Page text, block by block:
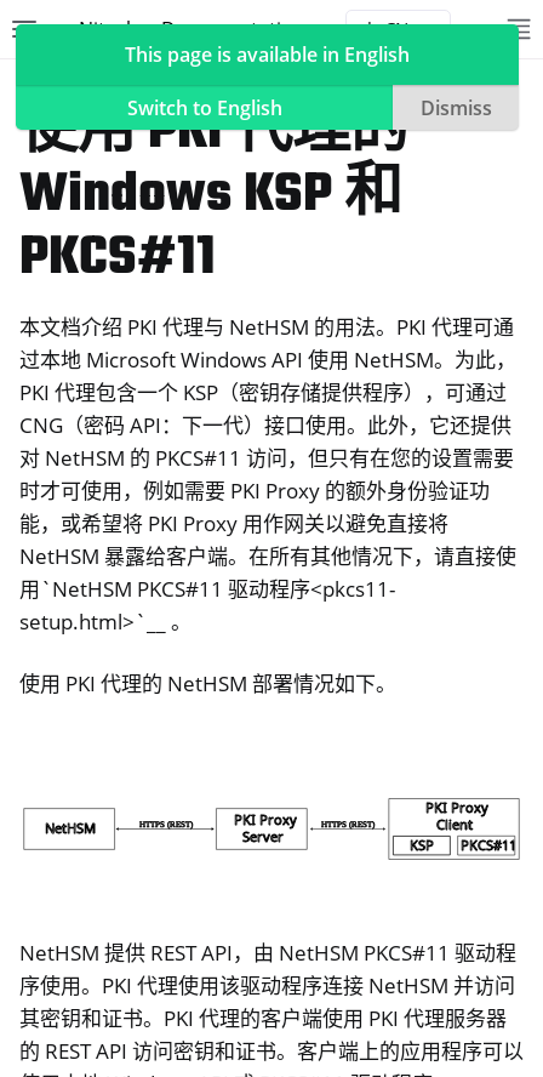
Nitrokey Documentation
navigation of NitroPad, NitroPC
navigation of NextBox
navigation of NetHSM
navigation of Compatible Software
navigation of NitroWall
navigation of NitroWall NW750
navigation of 软件
使用 PKI 代理的
Windows KSP 和
PKCS#11
本文档介绍 PKI 代理与 NetHSM 的用法。PKI 代理可通
过本地 Microsoft Windows API 使用 NetHSM。为此，
PKI 代理包含一个 KSP（密钥存储提供程序），可通过
CNG（密码 API：下一代）接口使用。此外，它还提供
对 NetHSM 的 PKCS#11 访问，但只有在您的设置需要
时才可使用，例如需要 PKI Proxy 的额外身份验证功
能，或希望将 PKI Proxy 用作网关以避免直接将
NetHSM 暴露给客户端。在所有其他情况下，请直接使
用`NetHSM PKCS#11 驱动程序<pkcs11-
setup.html>`__ 。
使用 PKI 代理的 NetHSM 部署情况如下。
NetHSM 提供 REST API，由 NetHSM PKCS#11 驱动程
序使用。PKI 代理使用该驱动程序连接 NetHSM 并访问
其密钥和证书。PKI 代理的客户端使用 PKI 代理服务器
的 REST API 访问密钥和证书。客户端上的应用程序可以
This page is available in English
Switch to English
Dismiss